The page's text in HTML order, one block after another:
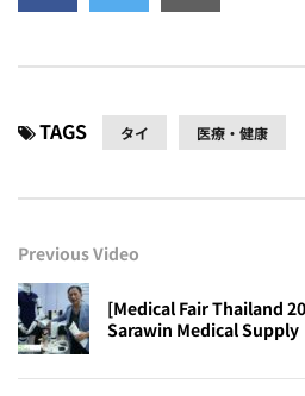
TAGS タイ 医療・健康
Previous Video
[Medical Fair Thailand
Sarawin Medical Supply